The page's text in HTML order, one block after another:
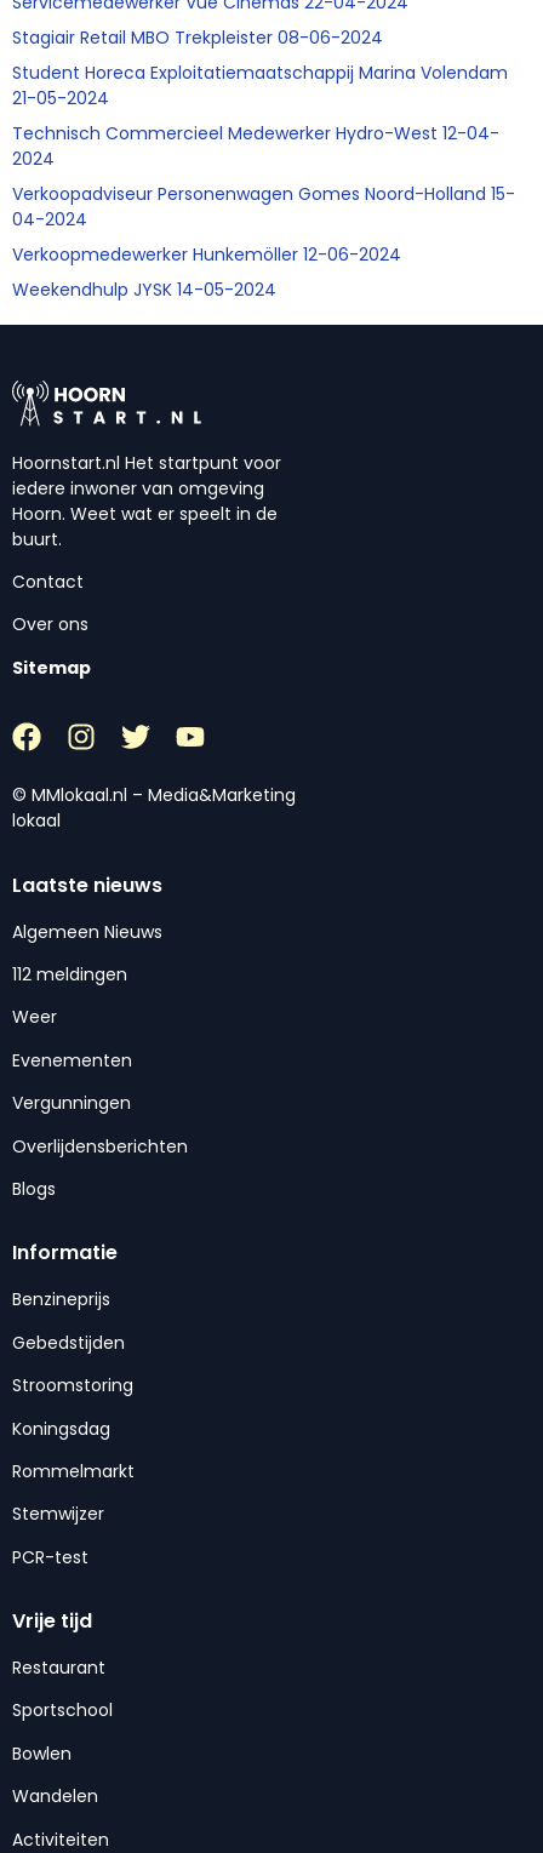
Stagiair Retail MBO Trekpleister 08-06-2024
Student Horeca Exploitatiemaatschappij Marina Volendam
21-05-2024
Technisch Commercieel Medewerker Hydro-West 12-04-
2024
Verkoopadviseur Personenwagen Gomes Noord-Holland 15-
04-2024
Verkoopmedewerker Hunkemöller 12-06-2024
Weekendhulp JYSK 14-05-2024
Hoornstart.nl Het startpunt voor
iedere inwoner van omgeving
Hoorn. Weet wat er speelt in de
buurt.
Contact
Over ons
Sitemap
© MMlokaal.nl – Media&Marketing
lokaal
Laatste nieuws
Algemeen Nieuws
112 meldingen
Weer
Evenementen
Vergunningen
Overlijdensberichten
Blogs
Informatie
Benzineprijs
Gebedstijden
Stroomstoring
Koningsdag
Rommelmarkt
Stemwijzer
PCR-test
Vrije tijd
Restaurant
Sportschool
Bowlen
Wandelen
Activiteiten